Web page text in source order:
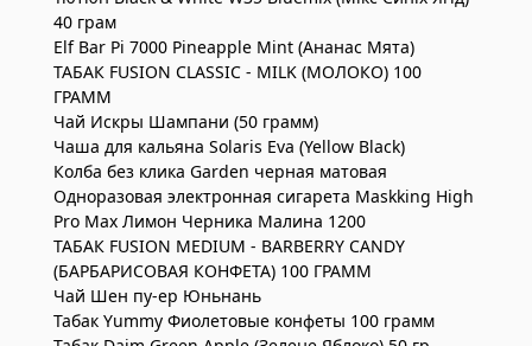
40 грам
Elf Bar Pi 7000 Pineapple Mint (Ананас Мята)
ТАБАК FUSION CLASSIC - MILK (МОЛОКО) 100
ГРАММ
Чай Искры Шампани (50 грамм)
Чаша для кальяна Solaris Eva (Yellow Black)
Колба без клика Garden черная матовая
Одноразовая электронная сигарета Maskking High
Pro Max Лимон Черника Малина 1200
ТАБАК FUSION MEDIUM - BARBERRY CANDY
(БАРБАРИСОВАЯ КОНФЕТА) 100 ГРАММ
Чай Шен пу-ер Юньнань
Табак Yummy Фиолетовые конфеты 100 грамм